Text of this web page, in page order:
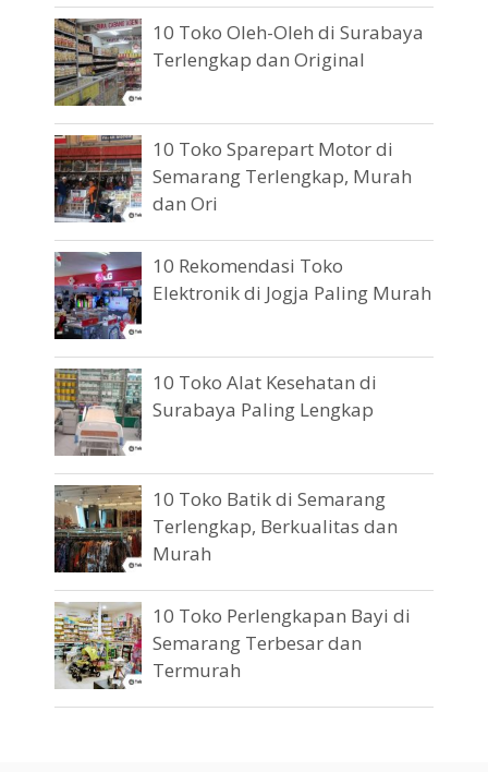
10 Toko Oleh-Oleh di Surabaya
Terlengkap dan Original
10 Toko Sparepart Motor di
Semarang Terlengkap, Murah
dan Ori
10 Rekomendasi Toko
Elektronik di Jogja Paling Murah
10 Toko Alat Kesehatan di
Surabaya Paling Lengkap
10 Toko Batik di Semarang
Terlengkap, Berkualitas dan
Murah
10 Toko Perlengkapan Bayi di
Semarang Terbesar dan
Termurah